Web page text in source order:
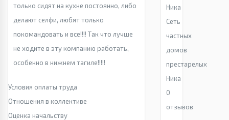
только сидят на кухне постоянно, либо
делают селфи, любят только
покомандовать и все!!!! Так что лучше
не ходите в эту компанию работать,
особенно в нижнем тагиле!!!!!
Условия оплаты труда
Отношения в коллективе
Оценка начальству
Сеть
частных
домов
престарелых
Ника
0
отзывов